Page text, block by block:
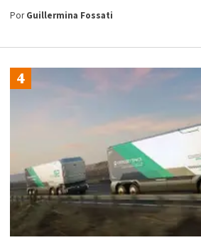
PorGuillermina Fossati